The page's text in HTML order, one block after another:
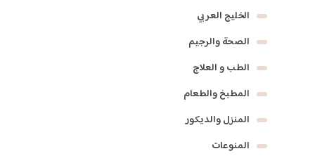
الخليج العربي
الصحة والرجيم
الطب و العلاج
المطبخ والطعام
المنزل والديكور
المنوعات